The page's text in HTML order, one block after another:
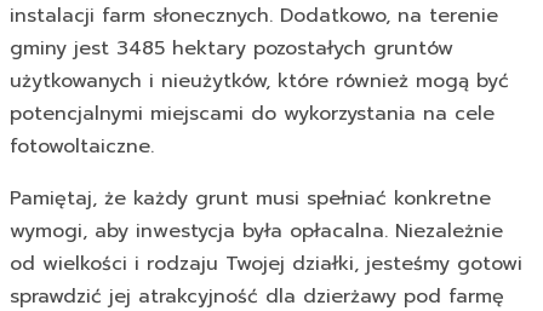
instalacji farm słonecznych. Dodatkowo, na terenie
gminy jest 3485 hektary pozostałych gruntów
użytkowanych i nieużytków, które również mogą być
potencjalnymi miejscami do wykorzystania na cele
fotowoltaiczne.
Pamiętaj, że każdy grunt musi spełniać konkretne
wymogi, aby inwestycja była opłacalna. Niezależnie
od wielkości i rodzaju Twojej działki, jesteśmy gotowi
sprawdzić jej atrakcyjność dla dzierżawy pod farmę